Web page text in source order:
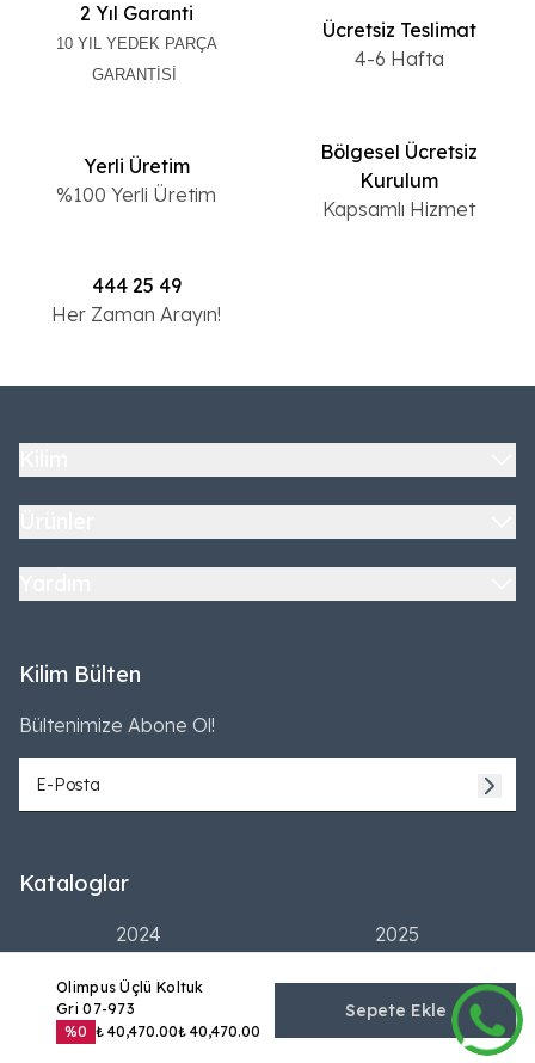
Olimpus Üçlü Koltuk
Gri 07-973
%0 ₺ 40,470.00₺ 40,470.00
Sepete Ekle
2 Yıl Garanti
10 YIL YEDEK PARÇA
GARANTİSİ
Ücretsiz Teslimat
4-6 Hafta
Yerli Üretim
%100 Yerli Üretim
Bölgesel Ücretsiz
Kurulum
Kapsamlı Hizmet
444 25 49
Her Zaman Arayın!
Kataloglar
2024 2025
Kilim Bülten
Bültenimize Abone Ol!
©2026 Tüm Hakları Saklıdır | Kilim Mobilya